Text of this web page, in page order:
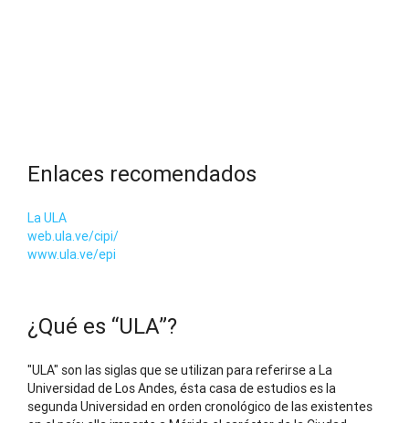
Enlaces recomendados
La ULA
web.ula.ve/cipi/
www.ula.ve/epi
¿Qué es “ULA”?
"ULA" son las siglas que se utilizan para referirse a La
Universidad de Los Andes, ésta casa de estudios es la
segunda Universidad en orden cronológico de las existentes